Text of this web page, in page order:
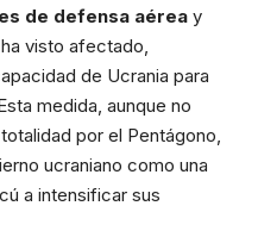
de defensa aérea y
visto afectado,
de Ucrania para
medida, aunque no
por el Pentágono,
ucraniano como una
a intensificar sus